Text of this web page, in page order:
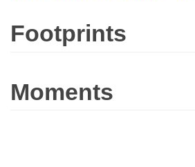
Footprints
Moments